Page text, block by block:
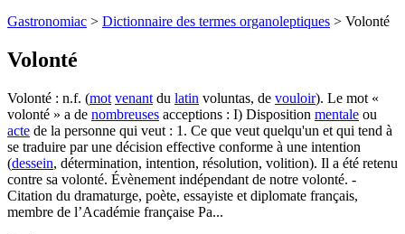
Gastronomiac > Dictionnaire des termes organoleptiques > Volonté
Volonté
Volonté : n.f. (mot venant du latin voluntas, de vouloir). Le mot «
volonté » a de nombreuses acceptions : I) Disposition mentale ou
acte de la personne qui veut : 1. Ce que veut quelqu'un et qui tend à
se traduire par une décision effective conforme à une intention
(dessein, détermination, intention, résolution, volition). Il a été retenu
contre sa volonté. Évènement indépendant de notre volonté. -
Citation du dramaturge, poète, essayiste et diplomate français,
membre de l’Académie française Pa...